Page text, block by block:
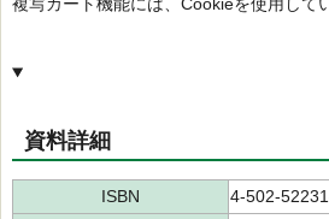
資料詳細
ISBN
4-502-